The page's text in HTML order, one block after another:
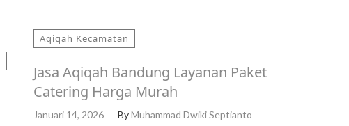
Aqiqah Kecamatan
Jasa Aqiqah Bandung Layanan Paket
Catering Harga Murah
Januari 14, 2026 ByMuhammad Dwiki Septianto